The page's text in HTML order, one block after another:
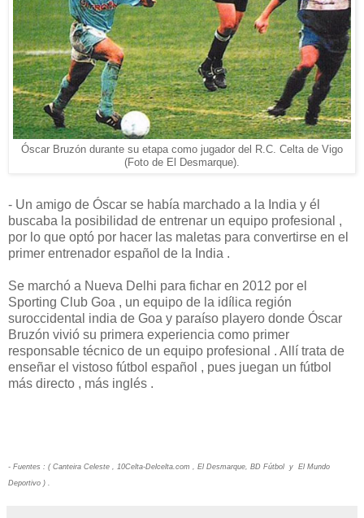
Óscar Bruzón durante su etapa como jugador del R.C. Celta de Vigo
(Foto de El Desmarque).
- Un amigo de Óscar se había marchado a la India y él
buscaba la posibilidad de entrenar un equipo profesional ,
por lo que optó por hacer las maletas para convertirse en el
primer entrenador español de la India .
Se marchó a Nueva Delhi para fichar en 2012 por el
Sporting Club Goa , un equipo de la idílica región
suroccidental india de Goa y paraíso playero donde Óscar
Bruzón vivió su primera experiencia como primer
responsable técnico de un equipo profesional . Allí trata de
enseñar el vistoso fútbol español , pues juegan un fútbol
más directo , más inglés .
- Fuentes : ( Canteira Celeste , 10Celta-Delcelta.com , El Desmarque, BD Fútbol y El Mundo
Deportivo ) .